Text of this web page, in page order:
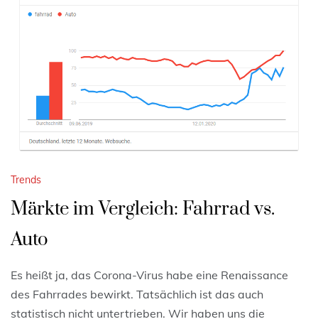
Trends
Märkte im Vergleich: Fahrrad vs.
Auto
Es heißt ja, das Corona-Virus habe eine Renaissance
des Fahrrades bewirkt. Tatsächlich ist das auch
statistisch nicht untertrieben. Wir haben uns die